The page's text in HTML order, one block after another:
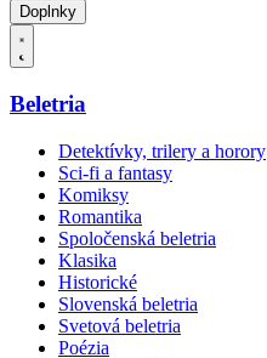
Doplnky
Beletria
Detektívky, trilery a horory
Sci-fi a fantasy
Komiksy
Romantika
Spoločenská beletria
Klasika
Historické
Slovenská beletria
Svetová beletria
Poézia